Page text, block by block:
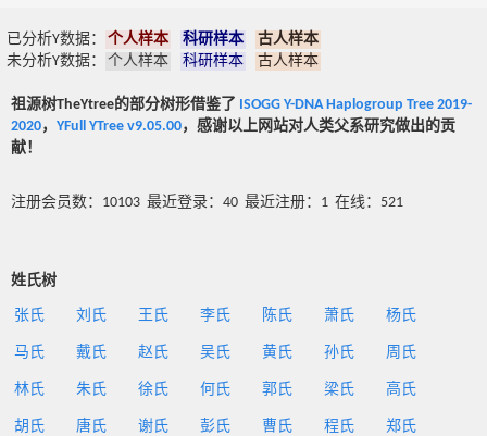
已分析Y数据： 个人样本 科研样本
古人样本
未分析Y数据：
个人样本 科研样本 古人样本
祖源树TheYtree的部分树形借鉴了 ISOGG Y-DNA Haplogroup Tree 2019-
2020， YFull YTree v9.05.00，感谢以上网站对人类父系研究做出的贡
献！
注册会员数：10103 最近登录：40 最近注册：1 在线：521
姓氏树
张氏 刘氏 王氏 李氏 陈氏 萧氏 杨氏
马氏 戴氏 赵氏 吴氏 黄氏 孙氏 周氏
林氏 朱氏 徐氏 何氏 郭氏 梁氏 高氏
胡氏 唐氏 谢氏 彭氏 曹氏 程氏 郑氏